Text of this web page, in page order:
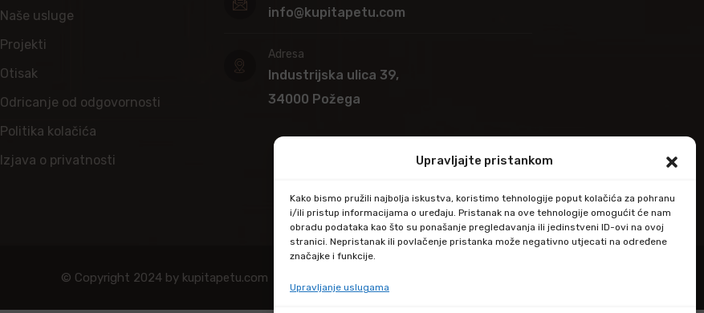
Upravljajte pristankom
Kako bismo pružili najbolja iskustva, koristimo tehnologije poput kolačića za pohranu
i/ili pristup informacijama o uređaju. Pristanak na ove tehnologije omogućit će nam
obradu podataka kao što su ponašanje pregledavanja ili jedinstveni ID-ovi na ovoj
stranici. Nepristanak ili povlačenje pristanka može negativno utjecati na određene
značajke i funkcije.
Upravljanje uslugama
Naše usluge
Projekti
Otisak
Odricanje od odgovornosti
Politika kolačića
Izjava o privatnosti
info@kupitapetu.com
Adresa
Industrijska ulica 39,
34000 Požega
© Copyright 2024 by kupitapetu.com